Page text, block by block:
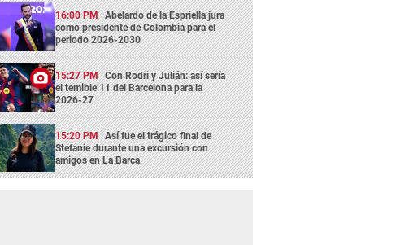
16:00 PM Abelardo de la Espriella jura
como presidente de Colombia para el
periodo 2026-2030
15:27 PM Con Rodri y Julián: así sería
el temible 11 del Barcelona para la
2026-27
15:20 PM Así fue el trágico final de
Stefanie durante una excursión con
amigos en La Barca